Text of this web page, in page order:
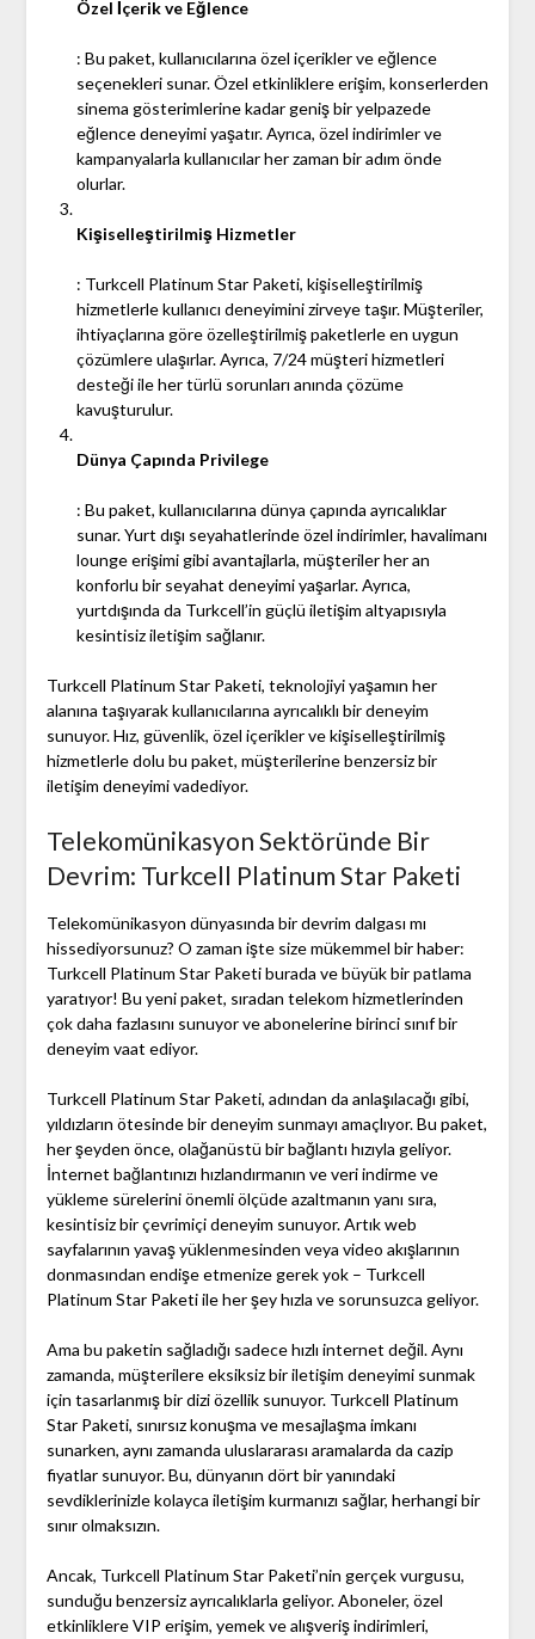
Özel İçerik ve Eğlence
: Bu paket, kullanıcılarına özel içerikler ve eğlence
seçenekleri sunar. Özel etkinliklere erişim, konserlerden
sinema gösterimlerine kadar geniş bir yelpazede
eğlence deneyimi yaşatır. Ayrıca, özel indirimler ve
kampanyalarla kullanıcılar her zaman bir adım önde
olurlar.
Kişiselleştirilmiş Hizmetler
: Turkcell Platinum Star Paketi, kişiselleştirilmiş
hizmetlerle kullanıcı deneyimini zirveye taşır. Müşteriler,
ihtiyaçlarına göre özelleştirilmiş paketlerle en uygun
çözümlere ulaşırlar. Ayrıca, 7/24 müşteri hizmetleri
desteği ile her türlü sorunları anında çözüme
kavuşturulur.
Dünya Çapında Privilege
: Bu paket, kullanıcılarına dünya çapında ayrıcalıklar
sunar. Yurt dışı seyahatlerinde özel indirimler, havalimanı
lounge erişimi gibi avantajlarla, müşteriler her an
konforlu bir seyahat deneyimi yaşarlar. Ayrıca,
yurtdışında da Turkcell’in güçlü iletişim altyapısıyla
kesintisiz iletişim sağlanır.
Turkcell Platinum Star Paketi, teknolojiyi yaşamın her
alanına taşıyarak kullanıcılarına ayrıcalıklı bir deneyim
sunuyor. Hız, güvenlik, özel içerikler ve kişiselleştirilmiş
hizmetlerle dolu bu paket, müşterilerine benzersiz bir
iletişim deneyimi vadediyor.
Telekomünikasyon Sektöründe Bir
Devrim: Turkcell Platinum Star Paketi
Telekomünikasyon dünyasında bir devrim dalgası mı
hissediyorsunuz? O zaman işte size mükemmel bir haber:
Turkcell Platinum Star Paketi burada ve büyük bir patlama
yaratıyor! Bu yeni paket, sıradan telekom hizmetlerinden
çok daha fazlasını sunuyor ve abonelerine birinci sınıf bir
deneyim vaat ediyor.
Turkcell Platinum Star Paketi, adından da anlaşılacağı gibi,
yıldızların ötesinde bir deneyim sunmayı amaçlıyor. Bu paket,
her şeyden önce, olağanüstü bir bağlantı hızıyla geliyor.
İnternet bağlantınızı hızlandırmanın ve veri indirme ve
yükleme sürelerini önemli ölçüde azaltmanın yanı sıra,
kesintisiz bir çevrimiçi deneyim sunuyor. Artık web
sayfalarının yavaş yüklenmesinden veya video akışlarının
donmasından endişe etmenize gerek yok – Turkcell
Platinum Star Paketi ile her şey hızla ve sorunsuzca geliyor.
Ama bu paketin sağladığı sadece hızlı internet değil. Aynı
zamanda, müşterilere eksiksiz bir iletişim deneyimi sunmak
için tasarlanmış bir dizi özellik sunuyor. Turkcell Platinum
Star Paketi, sınırsız konuşma ve mesajlaşma imkanı
sunarken, aynı zamanda uluslararası aramalarda da cazip
fiyatlar sunuyor. Bu, dünyanın dört bir yanındaki
sevdiklerinizle kolayca iletişim kurmanızı sağlar, herhangi bir
sınır olmaksızın.
Ancak, Turkcell Platinum Star Paketi’nin gerçek vurgusu,
sunduğu benzersiz ayrıcalıklarla geliyor. Aboneler, özel
etkinliklere VIP erişim, yemek ve alışveriş indirimleri,